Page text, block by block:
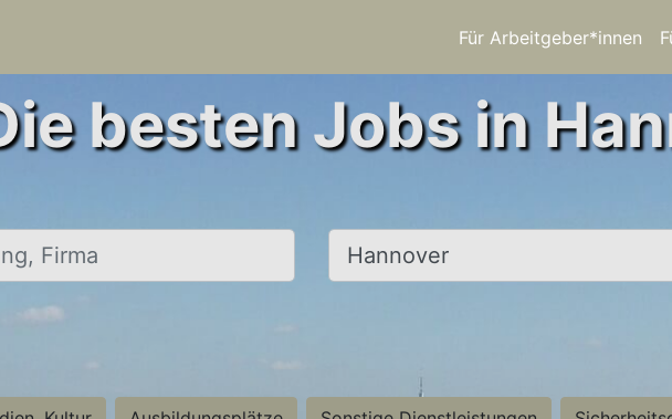
Für Arbeitgeber*innen
besten Jobs in
Ort, Stadt